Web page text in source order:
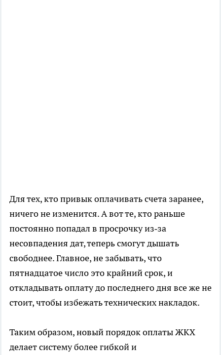
Для тех, кто привык оплачивать счета заранее,
ничего не изменится. А вот те, кто раньше
постоянно попадал в просрочку из‑за
несовпадения дат, теперь смогут дышать
свободнее. Главное, не забывать, что
пятнадцатое число это крайний срок, и
откладывать оплату до последнего дня все же не
стоит, чтобы избежать технических накладок.
Таким образом, новый порядок оплаты ЖКХ
делает систему более гибкой и